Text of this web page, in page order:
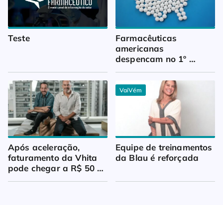
Teste
Farmacêuticas
americanas
despencam no 1º
Após aceleração,
faturamento da Vhita
pode chegar a R$ 50
milhões
VaiVém
Equipe de treinamentos
da Blau é reforçada